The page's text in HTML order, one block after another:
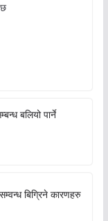
बलियो पार्ने
बिग्रिने कारणहरु